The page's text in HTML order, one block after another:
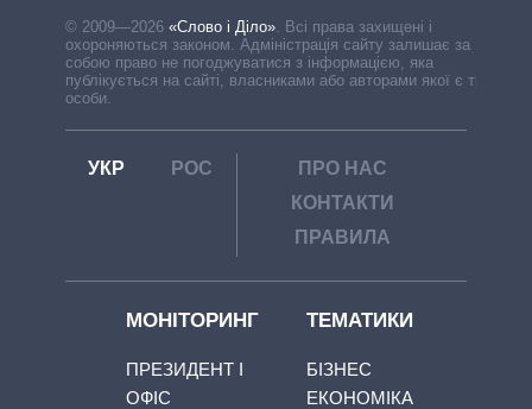
© 2009—2026 «Слово і Діло»
Всі права захищені і
охороняються законом. Адміністрація сайту залишає за
собою право не погоджуватися з інформацією, яка
публікується на сайті, власниками або авторами якої є треті
особи.
УКР РОС
ПРО НАС
КОНТАКТИ
ПРАВИЛА
МОНІТОРИНГ
ПРЕЗИДЕНТ І
ОФІС
ТЕМАТИКИ
БІЗНЕС
ЕКОНОМІКА